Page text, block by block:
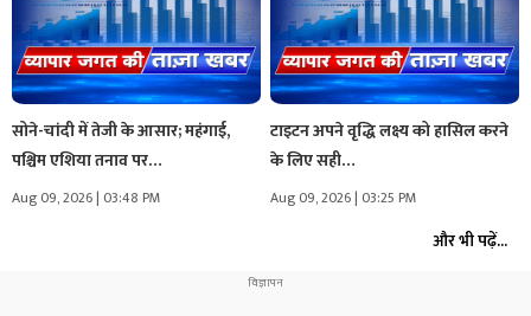
सोने-चांदी में तेजी के आसार; महंगाई,
पश्चिम एशिया तनाव पर…
Aug 09, 2026 | 03:48 PM
टाइटन अपने वृद्धि लक्ष्य को हासिल करने
के लिए सही…
Aug 09, 2026 | 03:25 PM
और भी पढ़ें...